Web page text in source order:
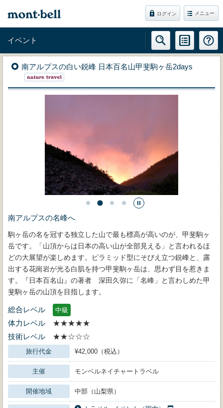
ログイン メニュー
イベント
南アルプスの白い鋭峰 日本百名山甲斐駒ヶ岳2days
南アルプスの名峰へ
駒ヶ岳の名を冠する独立した山で最も標高が高いのが、甲斐駒ヶ
岳です。「山頂からは日本の高い山が全部見える」と言われるほ
どの大展望が楽しめます。ピラミッド型にそびえ立つ鋭峰と、露
出する花崗岩が光る白肌を持つ甲斐駒ヶ岳は、思わず目を惹きま
す。『日本百名山』の著者 深田久弥に「名峰」と言わしめた甲
斐駒ヶ岳の山頂を目指します。
総合レベル 中級
体力レベル
★★★★★
技術レベル
★★☆☆☆
旅行代金 ¥42,000（税込）
主催 モンベルネイチャートラベル
開催地域 中部（山梨県）